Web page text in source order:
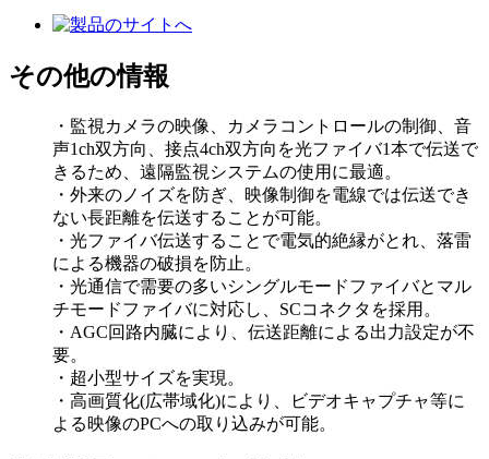
その他の情報
・監視カメラの映像、カメラコントロールの制御、音
声1ch双方向、接点4ch双方向を光ファイバ1本で伝送で
きるため、遠隔監視システムの使用に最適。
・外来のノイズを防ぎ、映像制御を電線では伝送でき
ない長距離を伝送することが可能。
・光ファイバ伝送することで電気的絶縁がとれ、落雷
による機器の破損を防止。
・光通信で需要の多いシングルモードファイバとマル
チモードファイバに対応し、SCコネクタを採用。
・AGC回路内臓により、伝送距離による出力設定が不
要。
・超小型サイズを実現。
・高画質化(広帯域化)により、ビデオキャプチャ等に
よる映像のPCへの取り込みが可能。